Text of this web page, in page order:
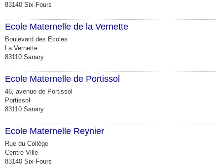
83140 Six-Fours
Ecole Maternelle de la Vernette
Boulevard des Ecoles
La Vernette
83110 Sanary
Ecole Maternelle de Portissol
46, avenue de Portissol
Portissol
83110 Sanary
Ecole Maternelle Reynier
Rue du Collège
Centre Ville
83140 Six-Fours